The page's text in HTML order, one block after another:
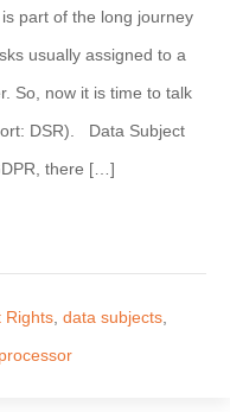
part of the long journey
usually assigned to a
So, now it is time to talk
DSR). Data Subject
there […]
Rights data subjects
processor